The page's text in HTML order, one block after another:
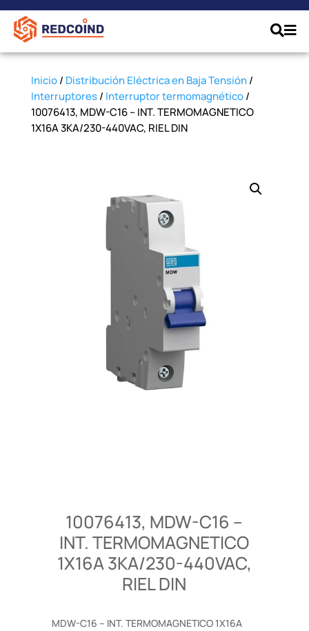
Inicio/ Distribución Eléctrica en Baja Tensión/
Interruptores/ Interruptor termomagnético/
10076413, MDW-C16 – INT. TERMOMAGNETICO
1X16A 3KA/230-440VAC, RIEL DIN
10076413, MDW-C16 –
INT. TERMOMAGNETICO
1X16A 3KA/230-440VAC,
RIEL DIN
MDW-C16 – INT. TERMOMAGNETICO 1X16A